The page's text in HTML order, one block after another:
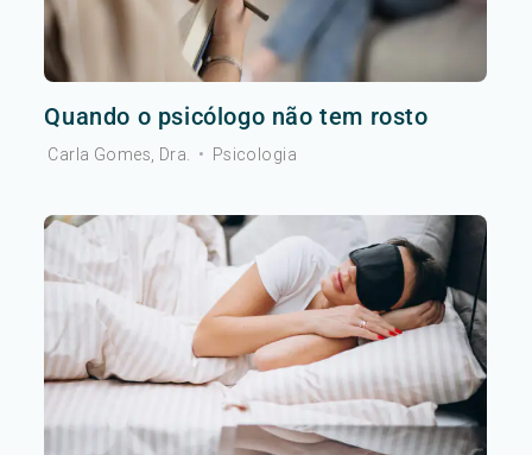
Quando o psicólogo não tem rosto
Carla Gomes, Dra. • Psicologia